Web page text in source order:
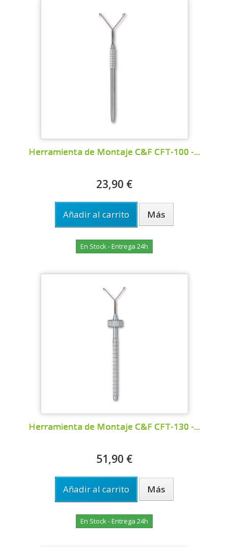
Herramienta de Montaje C&F CFT-100 -...
23,90 €
Añadir al carrito Más
En Stock - Entrega 24h
Herramienta de Montaje C&F CFT-130 -...
51,90 €
Añadir al carrito Más
En Stock - Entrega 24h